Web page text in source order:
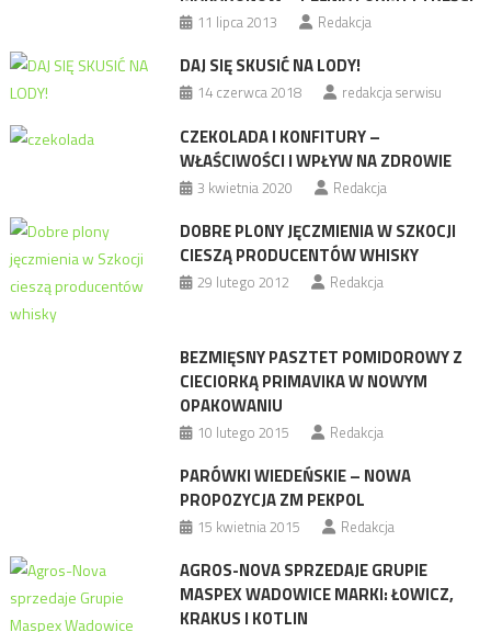
11 lipca 2013 Redakcja
DAJ SIĘ SKUSIĆ NA LODY!
14 czerwca 2018 redakcja serwisu
CZEKOLADA I KONFITURY –
WŁAŚCIWOŚCI I WPŁYW NA ZDROWIE
3 kwietnia 2020 Redakcja
DOBRE PLONY JĘCZMIENIA W SZKOCJI
CIESZĄ PRODUCENTÓW WHISKY
29 lutego 2012 Redakcja
BEZMIĘSNY PASZTET POMIDOROWY Z
CIECIORKĄ PRIMAVIKA W NOWYM
OPAKOWANIU
10 lutego 2015 Redakcja
PARÓWKI WIEDEŃSKIE – NOWA
PROPOZYCJA ZM PEKPOL
15 kwietnia 2015 Redakcja
AGROS-NOVA SPRZEDAJE GRUPIE
MASPEX WADOWICE MARKI: ŁOWICZ,
KRAKUS I KOTLIN